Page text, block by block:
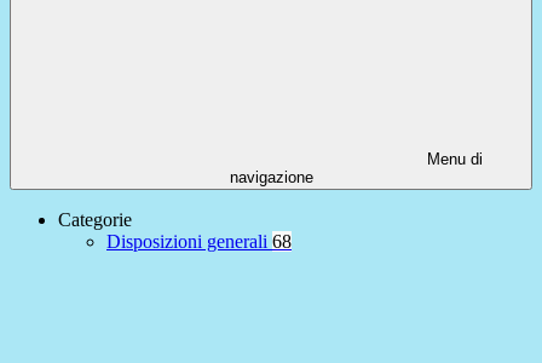
Menu di
navigazione
Categorie
Disposizioni generali 68